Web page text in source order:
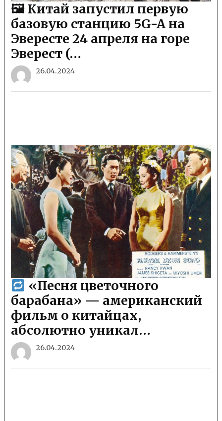
🖼 Китай запустил первую
базовую станцию 5G-A на
Эвересте 24 апреля на горе
Эверест (…
26.04.2024
«Песня цветочного
барабана» — американский
фильм о китайцах,
абсолютно уникал…
26.04.2024